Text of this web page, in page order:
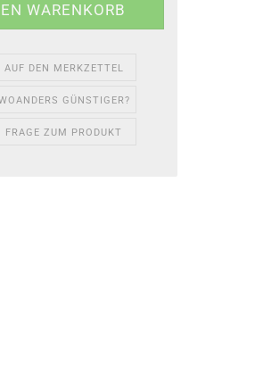
AUF DEN MERKZETTEL
GÜNSTIGER?
FRAGE ZUM PRODUKT